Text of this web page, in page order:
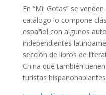
En “Mil Gotas” se
catálogo lo compone
español con algunos
independientes
sección de libros de
China que también
turistas